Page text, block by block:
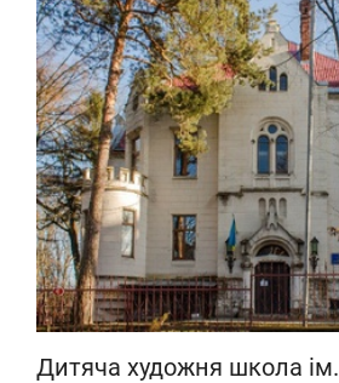
Дитяча художня школа ім.